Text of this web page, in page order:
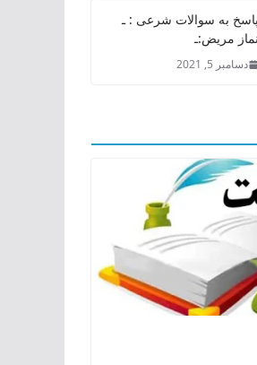
پاسخ به سوالات شرعی : ـ
نماز مریض:ـ
دسامبر 5, 2021